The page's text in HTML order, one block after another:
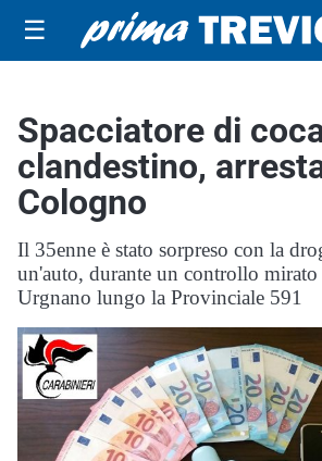
☰
Spacciatore di
clandestino,
Cologno
Il 35enne è stato sorpreso con la
un'auto, durante un controllo
Urgnano lungo la Provinciale 591